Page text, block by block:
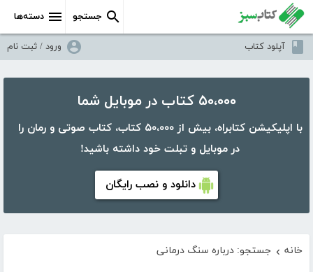
دسته‌ها جستجو
آپلود کتاب ورود / ثبت نام
۵۰،۰۰۰ کتاب در موبایل شما
با اپلیکیشن کتابراه، بیش از ۵۰،۰۰۰ کتاب، کتاب صوتی و رمان را
در موبایل و تبلت خود داشته باشید!
دانلود و نصب رایگان
خانه › جستجو: درباره سنگ درمانی